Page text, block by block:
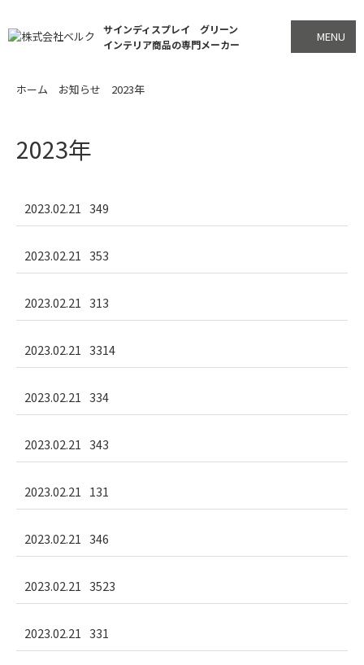
サインディスプレイ グリーン
インテリア商品の専門メーカー
MENU
ホーム お知らせ 2023年
2023年
2023.02.21 349
2023.02.21 353
2023.02.21 313
2023.02.21 3314
2023.02.21 334
2023.02.21 343
2023.02.21 131
2023.02.21 346
2023.02.21 3523
2023.02.21 331